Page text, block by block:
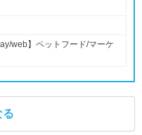
web】ペットフード/マーケ
る